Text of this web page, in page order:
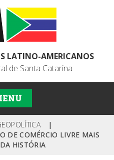
LATINO-AMERICANOS
de Santa Catarina
|
DE COMÉRCIO LIVRE MAIS
HISTÓRIA